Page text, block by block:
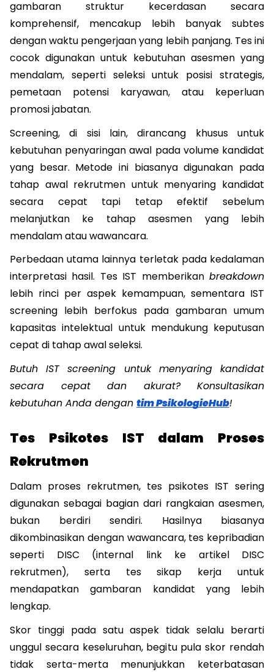
gambaran struktur kecerdasan secara
komprehensif, mencakup lebih banyak subtes
dengan waktu pengerjaan yang lebih panjang. Tes ini
cocok digunakan untuk kebutuhan asesmen yang
mendalam, seperti seleksi untuk posisi strategis,
pemetaan potensi karyawan, atau keperluan
promosi jabatan.
Screening, di sisi lain, dirancang khusus untuk
kebutuhan penyaringan awal pada volume kandidat
yang besar. Metode ini biasanya digunakan pada
tahap awal rekrutmen untuk menyaring kandidat
secara cepat tapi tetap efektif sebelum
melanjutkan ke tahap asesmen yang lebih
mendalam atau wawancara.
Perbedaan utama lainnya terletak pada kedalaman
interpretasi hasil. Tes IST memberikan breakdown
lebih rinci per aspek kemampuan, sementara IST
screening lebih berfokus pada gambaran umum
kapasitas intelektual untuk mendukung keputusan
cepat di tahap awal seleksi.
Butuh IST screening untuk menyaring kandidat
secara cepat dan akurat? Konsultasikan
kebutuhan Anda dengan tim PsikologieHub!
Tes Psikotes IST dalam Proses
Rekrutmen
Dalam proses rekrutmen, tes psikotes IST sering
digunakan sebagai bagian dari rangkaian asesmen,
bukan berdiri sendiri. Hasilnya biasanya
dikombinasikan dengan wawancara, tes kepribadian
seperti DISC (internal link ke artikel DISC
rekrutmen), serta tes sikap kerja untuk
mendapatkan gambaran kandidat yang lebih
lengkap.
Skor tinggi pada satu aspek tidak selalu berarti
unggul secara keseluruhan, begitu pula skor rendah
tidak serta-merta menunjukkan keterbatasan